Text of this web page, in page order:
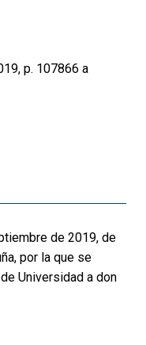
p. 107866 a
de 2019, de
por la que se
Universidad a don